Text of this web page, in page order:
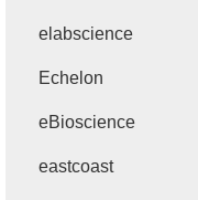
elabscience
Echelon
eBioscience
eastcoast